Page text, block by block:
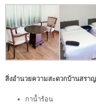
สิ่งอำนวยความสะดวกบ้านสรา
กาน้ำร้อน